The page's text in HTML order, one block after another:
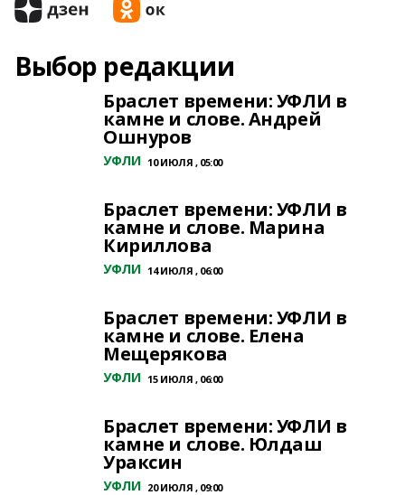
Выбор редакции
Браслет времени: УФЛИ в
камне и слове. Андрей
Ошнуров
УФЛИ 10 ИЮЛЯ , 05:00
Браслет времени: УФЛИ в
камне и слове. Марина
Кириллова
УФЛИ 14 ИЮЛЯ , 06:00
Браслет времени: УФЛИ в
камне и слове. Елена
Мещерякова
УФЛИ 15 ИЮЛЯ , 06:00
Браслет времени: УФЛИ в
камне и слове. Юлдаш
Ураксин
УФЛИ 20 ИЮЛЯ , 09:00